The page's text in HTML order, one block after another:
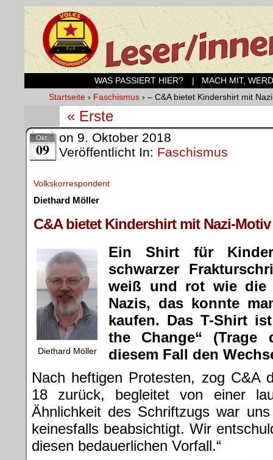
WAS PASSIERT HIER?
| MACH MIT,
Startseite › Faschismus › – C&A bietet Kindershirt mit
« Erste
Okt.
09
on 9. Oktober 2018
Veröffentlicht In: Faschismus
Volkskorrespondent
Diethard Möller
C&A bietet Kindershirt mit Nazi-
Diethard Möller
Ein Shirt für
schwarzer
weiß und rot wie die
Nazis, das konnte
kaufen. Das T-Shirt
the Change“ (Trage
diesem Fall den
Nach heftigen Protesten, zog C&A
18 zurück, begleitet von einer
Ähnlichkeit des Schriftzugs war
keinesfalls beabsichtigt. Wir
diesen bedauerlichen Vorfall.“